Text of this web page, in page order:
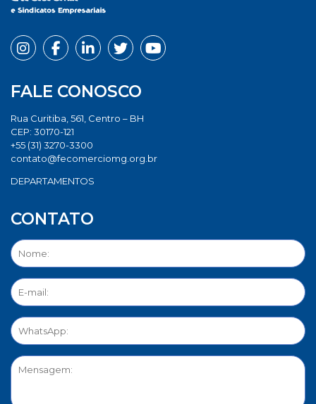
FALE CONOSCO
Rua Curitiba, 561, Centro – BH
CEP: 30170-121
+55 (31) 3270-3300
contato@fecomerciomg.org.br
DEPARTAMENTOS
CONTATO